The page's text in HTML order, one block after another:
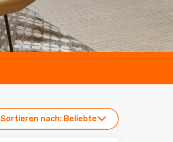
Sortieren nach: Beliebte